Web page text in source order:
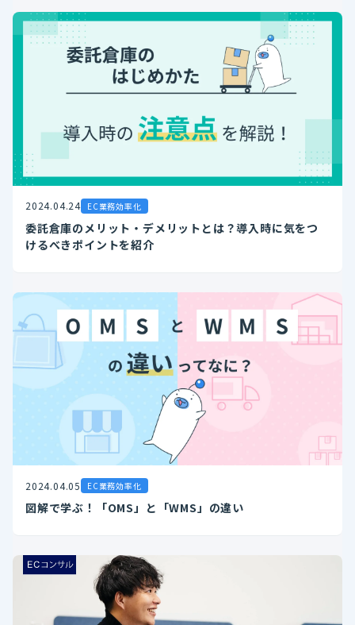
2024.04.24 EC業務効率化
委託倉庫のメリット・デメリットとは？導入時に気をつ
けるべきポイントを紹介
2024.04.05 EC業務効率化
図解で学ぶ！「OMS」と「WMS」の違い